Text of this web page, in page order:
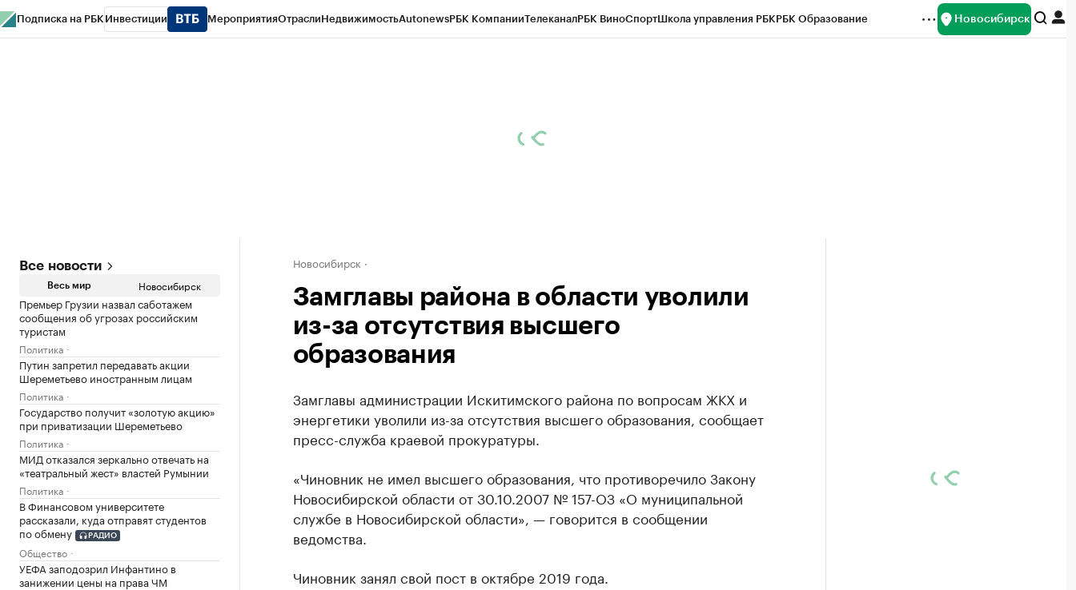
Подписка на РБК Инвестиции МероприятияОтраслиНедвижимостьAutonewsРБК КомпанииТелеканалРБК ВиноСпортШкола управления РБКРБК Образование Новосибирск
Все новости
Весь мир Новосибирск
Премьер Грузии назвал саботажем
сообщения об угрозах российским
туристам
Политика
Путин запретил передавать акции
Шереметьево иностранным лицам
Политика
Государство получит «золотую акцию»
при приватизации Шереметьево
Политика
МИД отказался зеркально отвечать на
«театральный жест» властей Румынии
Политика
В Финансовом университете
рассказали, куда отправят студентов
по обмену
РАДИО
Общество
УЕФА заподозрил Инфантино в
занижении цены на права ЧМ
Новосибирск
Замглавы района в области уволили
из-за отсутствия высшего
образования
Замглавы администрации Искитимского района по вопросам ЖКХ и
энергетики уволили из-за отсутствия высшего образования, сообщает
пресс-служба краевой прокуратуры.
«Чиновник не имел высшего образования, что противоречило Закону
Новосибирской области от 30.10.2007 № 157-ОЗ «О муниципальной
службе в Новосибирской области», — говорится в сообщении
ведомства.
Чиновник занял свой пост в октябре 2019 года.